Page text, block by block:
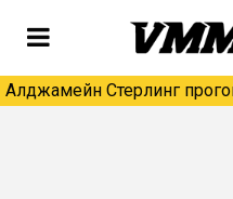
Алджамейн Стерлинг